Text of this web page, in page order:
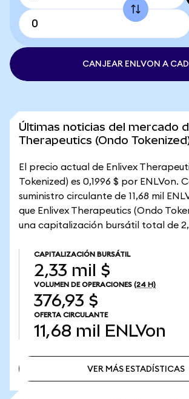
CANJEAR ENLVON A CAD
Últimas noticias del mercado
Therapeutics (Ondo
El precio actual de Enlivex
Tokenized) es 0,1996 $ por ENLVon.
suministro circulante de 11,68 mil
que Enlivex Therapeutics (Ondo
una capitalización bursátil total de
CAPITALIZACIÓN BURSÁTIL
2,33 mil $
VOLUMEN DE OPERACIONES (24 H)
376,93 $
OFERTA CIRCULANTE
11,68 mil ENLVon
VER MÁS ESTADÍSTICAS